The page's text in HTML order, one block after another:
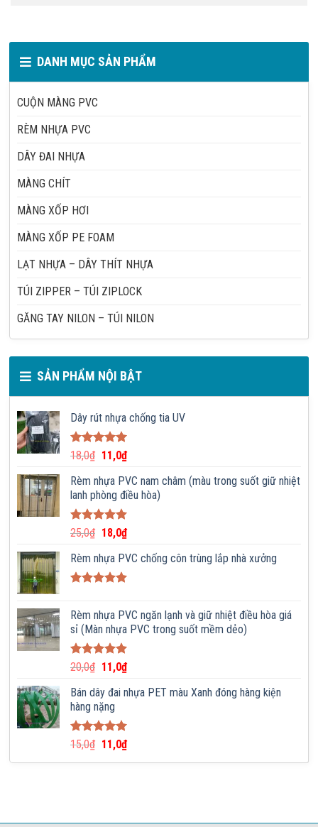
DANH MỤC SẢN PHẨM
CUỘN MÀNG PVC
RÈM NHỰA PVC
DÂY ĐAI NHỰA
MÀNG CHÍT
MÀNG XỐP HƠI
MÀNG XỐP PE FOAM
LẠT NHỰA – DÂY THÍT NHỰA
TÚI ZIPPER – TÚI ZIPLOCK
GĂNG TAY NILON – TÚI NILON
SẢN PHẨM NỘI BẬT
Dây rút nhựa chống tia UV
Được xếp
hạng
5.00
5 sao
18,0₫ 11,0₫
Rèm nhựa PVC nam châm (màu trong suốt giữ nhiệt
lanh phòng điều hòa)
Được xếp
hạng
5.00
5 sao
25,0₫ 18,0₫
Rèm nhựa PVC chống côn trùng lắp nhà xưởng
5 sao
Rèm nhựa PVC ngăn lạnh và giữ nhiệt điều hòa giá
sỉ (Màn nhựa PVC trong suốt mềm dẻo)
Được xếp
hạng
5.00
5 sao
20,0₫ 11,0₫
Bán dây đai nhựa PET màu Xanh đóng hàng kiện
hàng nặng
Được xếp
hạng
5.00
5 sao
15,0₫ 11,0₫